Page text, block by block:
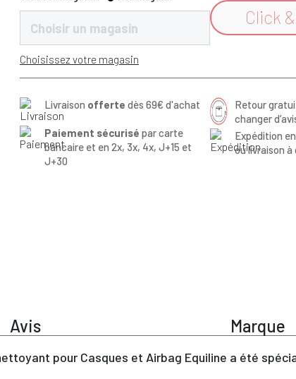
Choisir un magasin
Choisissez votre magasin
Click
Livraison offerte dès 69€ d'achat
Paiement sécurisé par carte
bancaire et en 2x, 3x, 4x, J+15 et
J+30
Retour
changer
Expédition en
ou livraison à
Avis Marque
pour Casques et Airbag Equiline a été